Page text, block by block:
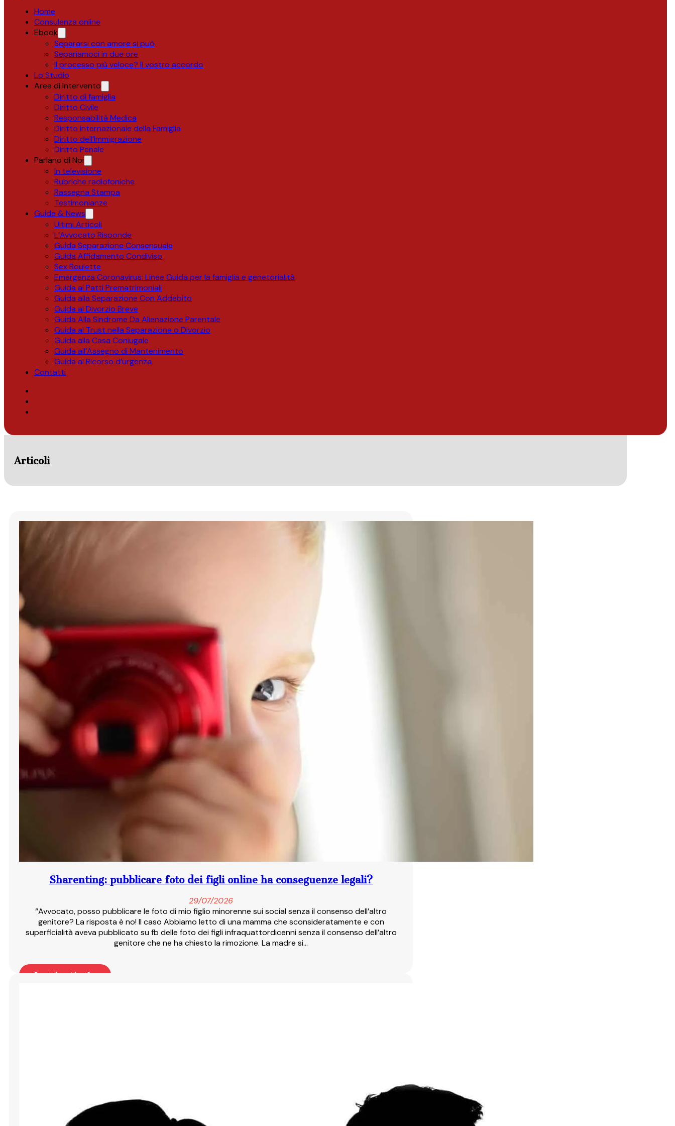
Home
Consulenza online
Ebook
Separarsi con amore si può
Separiamoci in due ore
Il processo più veloce? Il vostro accordo
Lo Studio
Aree di Intervento
Diritto di famiglia
Diritto Civile
Responsabilità Medica
Diritto Internazionale della Famiglia
Diritto dell’Immigrazione
Diritto Penale
Parlano di Noi
In televisione
Rubriche radiofoniche
Rassegna Stampa
Testimonianze
Guide & News
Ultimi Articoli
L’Avvocato Risponde
Guida Separazione Consensuale
Guida Affidamento Condiviso
Sex Roulette
Emergenza Coronavirus: Linee Guida per la famiglia e genetorialità
Guida ai Patti Prematrimoniali
Guida alla Separazione Con Addebito
Guida al Divorzio Breve
Guida Alla Sindrome Da Alienazione Parentale
Guida al Trust nella Separazione o Divorzio
Guida alla Casa Coniugale
Guida all’Assegno di Mantenimento
Guida al Ricorso d’urgenza
Contatti
Articoli
Sharenting: pubblicare foto dei figli online ha conseguenze legali?
29/07/2026
“Avvocato, posso pubblicare le foto di mio figlio minorenne sui social senza il consenso dell’altro
genitore? La risposta è no! Il caso Abbiamo letto di una mamma che sconsideratamente e con
superficialità aveva pubblicato su fb delle foto dei figli infraquattordicenni senza il consenso dell’altro
genitore che ne ha chiesto la rimozione. La madre si…
Leggi articolo